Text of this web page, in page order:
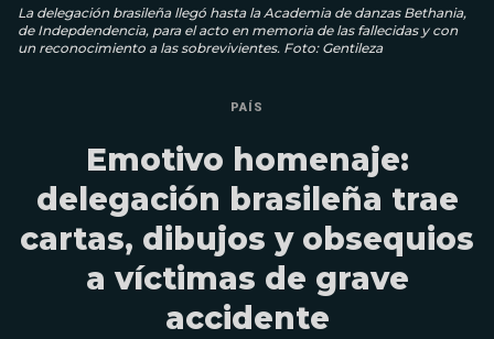
La delegación brasileña llegó hasta la Academia de danzas Bethania,
de Indepdendencia, para el acto en memoria de las fallecidas y con
un reconocimiento a las sobrevivientes. Foto: Gentileza
PAÍS
Emotivo homenaje:
delegación brasileña trae
cartas, dibujos y obsequios
a víctimas de grave
accidente